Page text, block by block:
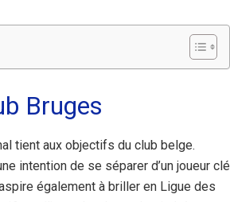
Bruges
tient aux objectifs du club belge.
intention de se séparer d’un joueur clé
également à briller en Ligue des